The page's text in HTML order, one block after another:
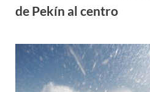
de Pekín al centro